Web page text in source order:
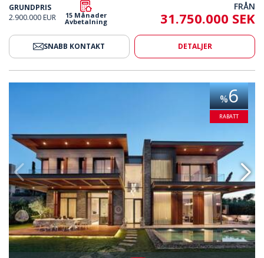
GRUNDPRIS
2.900.000 EUR
15 Månader
Avbetalning
FRÅN
31.750.000 SEK
SNABB KONTAKT DETALJER
Lyxiga Fristående Villor Med
%6
RABATT